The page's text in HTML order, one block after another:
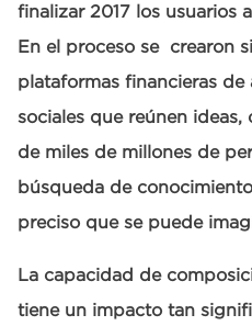
finalizar 2017 los usuarios
En el proceso se crearon
plataformas financieras de
sociales que reúnen
de miles de millones de
búsqueda de
preciso que se puede
La capacidad de
tiene un impacto tan